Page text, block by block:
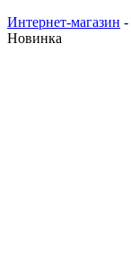
Интернет-магазин -
Новинка